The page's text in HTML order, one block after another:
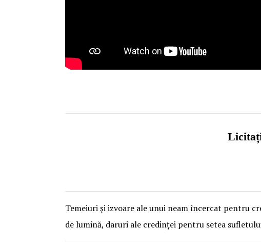
Temeiuri și izvoare ale unui neam încercat pentru
de lumină, daruri ale credinței pentru setea